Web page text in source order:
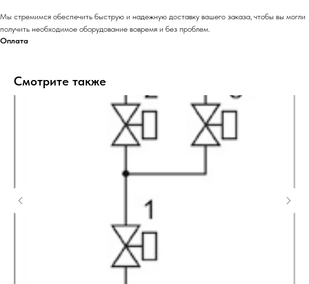
Мы стремимся обеспечить быструю и надежную доставку вашего заказа, чтобы вы могли
получить необходимое оборудование вовремя и без проблем.
Оплата
Смотрите также